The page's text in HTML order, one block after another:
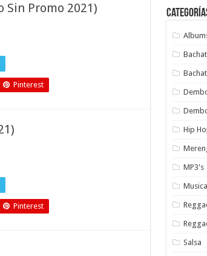
Sin Promo 2021)
Pinterest
Pinterest
Hip
MP3's
Salsa